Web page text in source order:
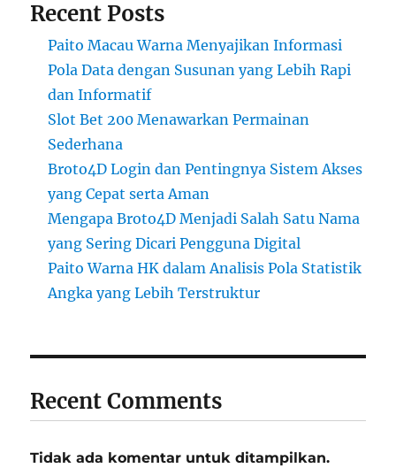
Recent Posts
Paito Macau Warna Menyajikan Informasi
Pola Data dengan Susunan yang Lebih Rapi
dan Informatif
Slot Bet 200 Menawarkan Permainan
Sederhana
Broto4D Login dan Pentingnya Sistem Akses
yang Cepat serta Aman
Mengapa Broto4D Menjadi Salah Satu Nama
yang Sering Dicari Pengguna Digital
Paito Warna HK dalam Analisis Pola Statistik
Angka yang Lebih Terstruktur
Recent Comments
Tidak ada komentar untuk ditampilkan.